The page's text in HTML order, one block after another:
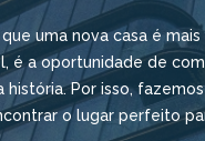
uma nova casa é
é a oportunidade de
história. Por isso,
o lugar perfeito